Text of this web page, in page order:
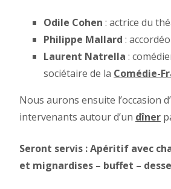
Odile Cohen : actrice du
Philippe Mallard :
Laurent Natrella :
sociétaire de la Comédie-
Nous aurons ensuite l’occasion
intervenants autour d’un dîner
Seront servis : Apéritif avec
et mignardises – buffet –